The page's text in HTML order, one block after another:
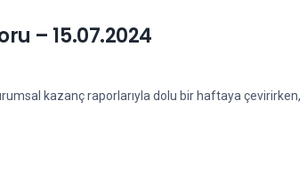
– 15.07.2024
kazanç raporlarıyla dolu bir haftaya çevirirken,